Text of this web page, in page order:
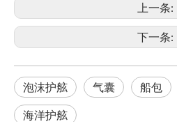
上一条:
下一条:
泡沫护舷 气囊 船包
海洋护舷